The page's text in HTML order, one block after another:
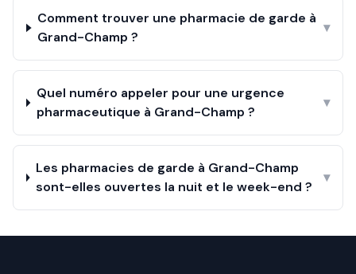
Comment trouver une pharmacie de garde à
Grand-Champ ?
▾
Quel numéro appeler pour une urgence
pharmaceutique à Grand-Champ ?
▾
Les pharmacies de garde à Grand-Champ
sont-elles ouvertes la nuit et le week-end ?
▾